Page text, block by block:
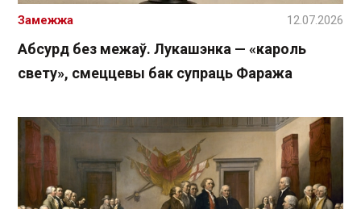
Абсурд без межаў. Лукашэнка — «кароль
свету», смеццевы бак супраць Фаража
Замежжа 12.07.2026